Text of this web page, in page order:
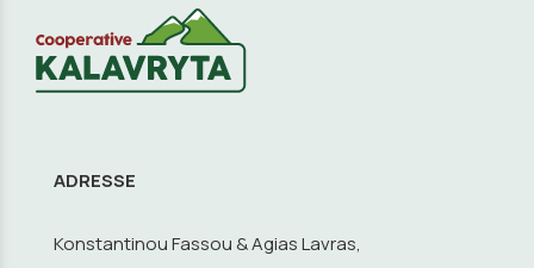
ADRESSE
Konstantinou Fassou & Agias Lavras,